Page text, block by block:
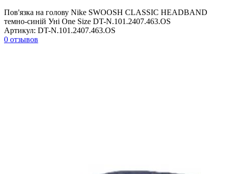
Пов'язка на голову Nike SWOOSH CLASSIC HEADBAND
темно-синій Уні One Size DT-N.101.2407.463.OS
Артикул: DT-N.101.2407.463.OS
0 отзывов